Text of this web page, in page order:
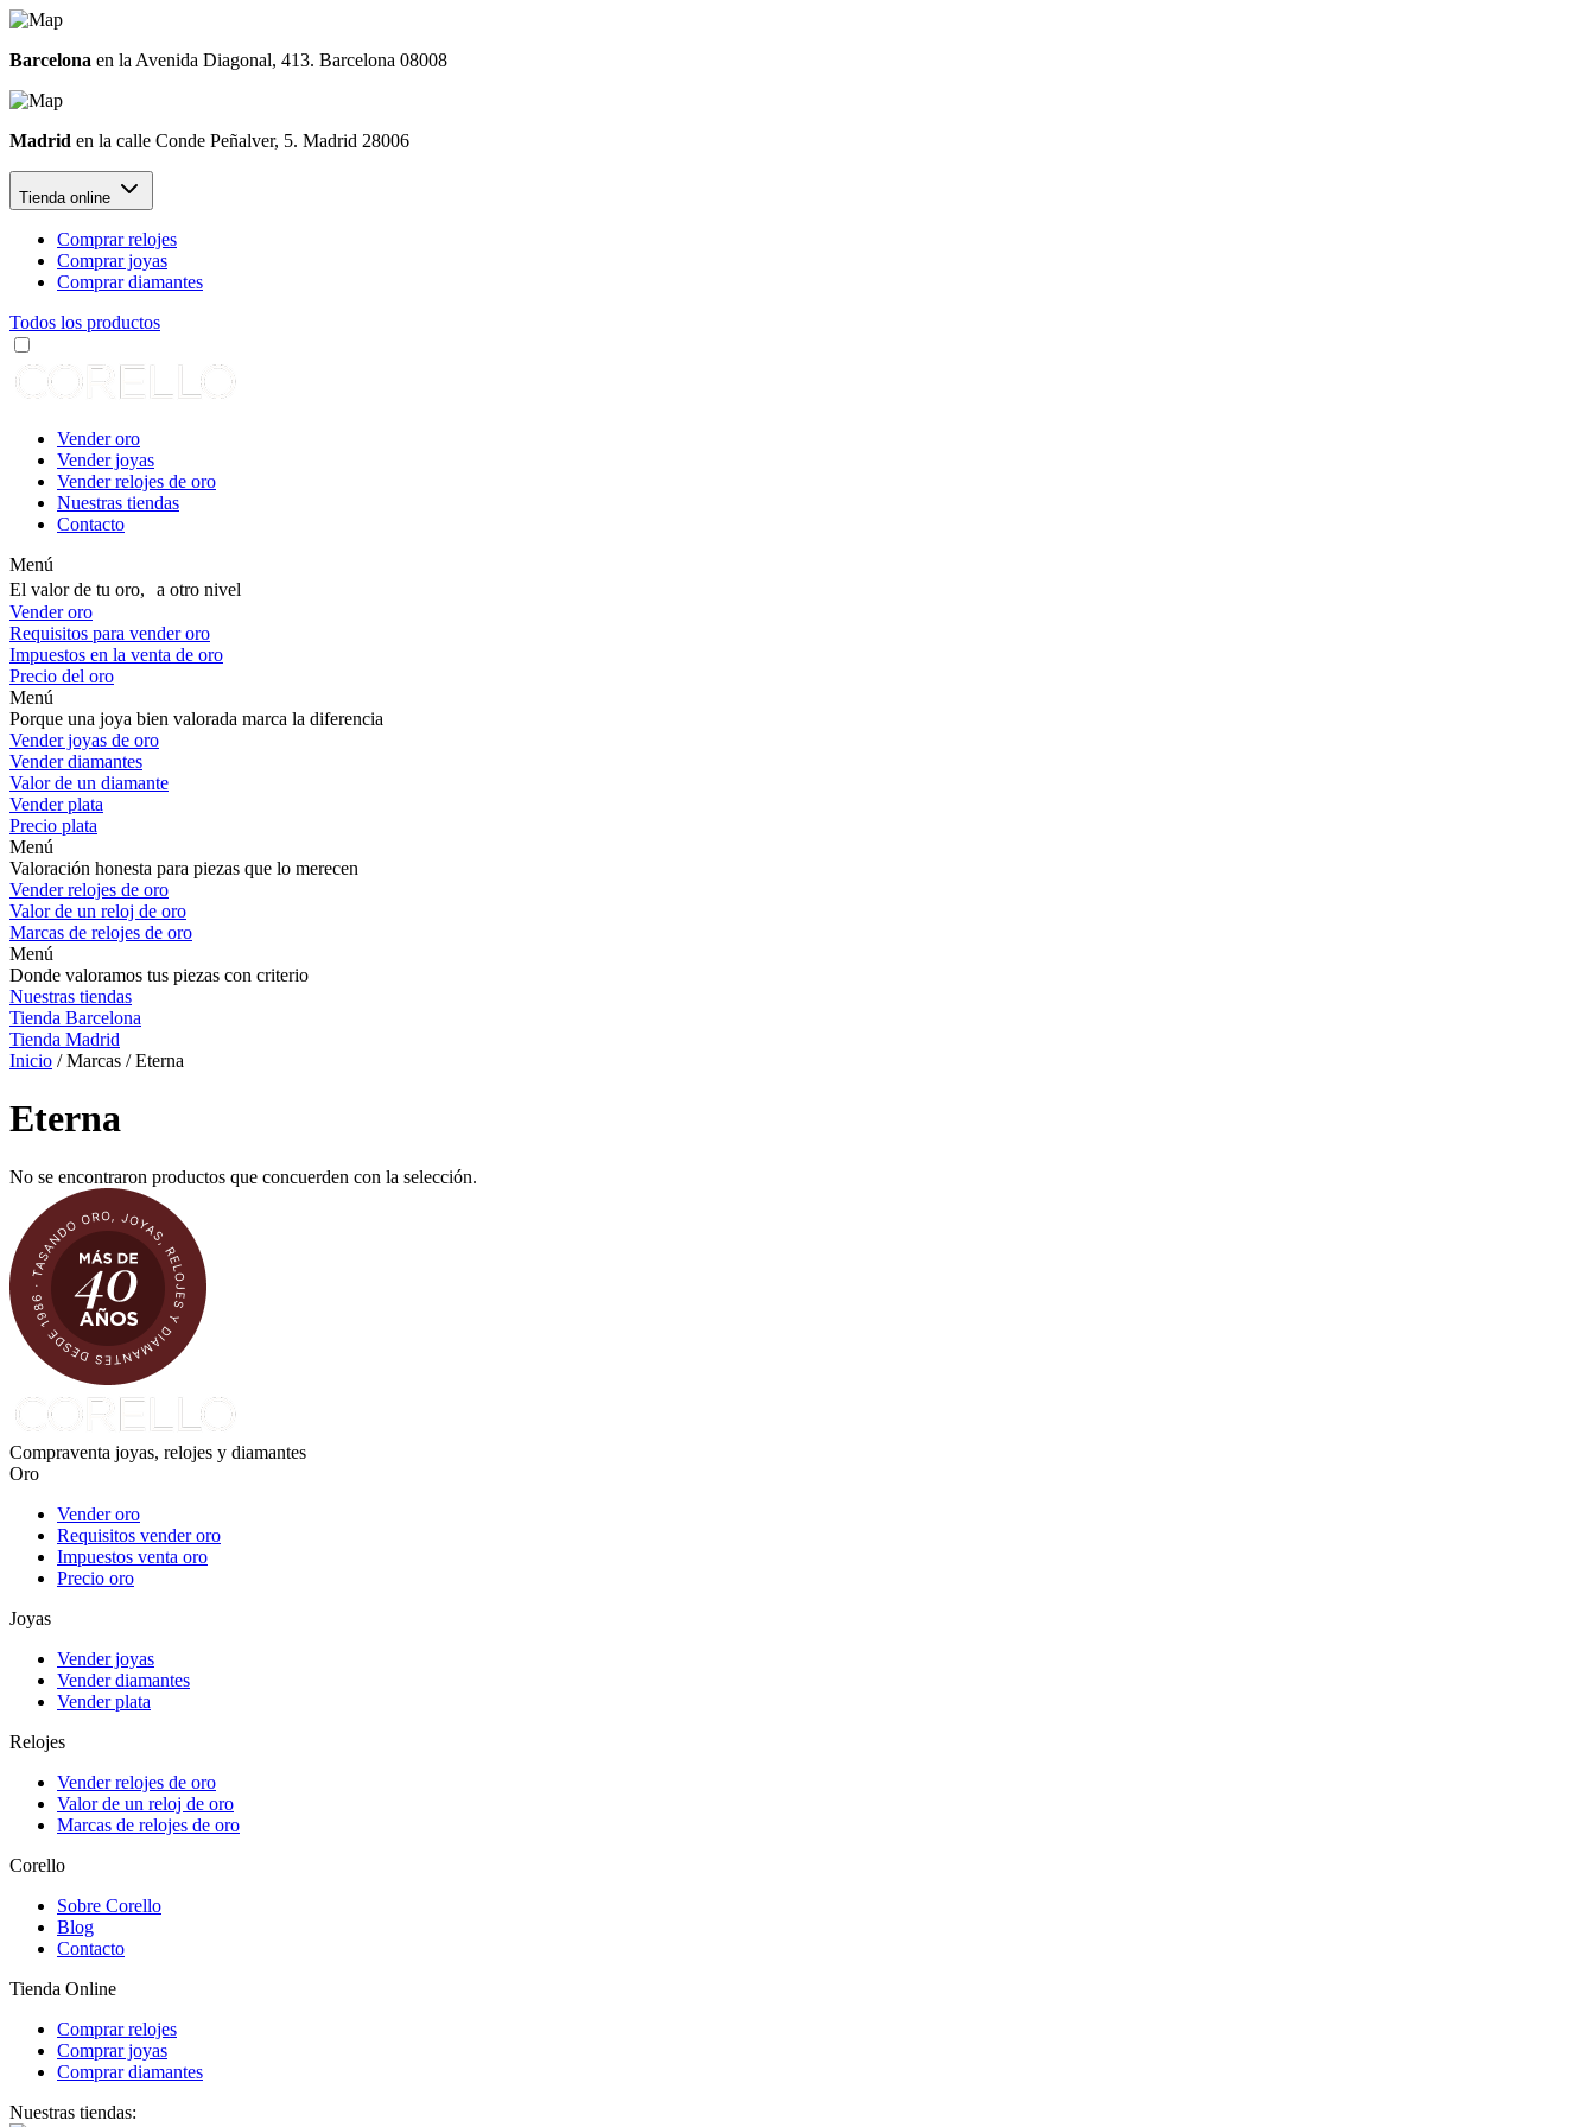
Barcelona en la Avenida Diagonal, 413. Barcelona 08008
Madrid en la calle Conde Peñalver, 5. Madrid 28006
Tienda online
Comprar relojes
Comprar joyas
Comprar diamantes
Todos los productos
Vender oro
Vender joyas
Vender relojes de oro
Nuestras tiendas
Contacto
Menú
El valor de tu oro, a otro nivel
Vender oro
Requisitos para vender oro
Impuestos en la venta de oro
Precio del oro
Menú
Porque una joya bien valorada marca la diferencia
Vender joyas de oro
Vender diamantes
Valor de un diamante
Vender plata
Precio plata
Menú
Valoración honesta para piezas que lo merecen
Vender relojes de oro
Valor de un reloj de oro
Marcas de relojes de oro
Menú
Donde valoramos tus piezas con criterio
Nuestras tiendas
Tienda Barcelona
Tienda Madrid
Inicio / Marcas / Eterna
Eterna
No se encontraron productos que concuerden con la selección.
Compraventa joyas, relojes y diamantes
Oro
Vender oro
Requisitos vender oro
Impuestos venta oro
Precio oro
Joyas
Vender joyas
Vender diamantes
Vender plata
Relojes
Vender relojes de oro
Valor de un reloj de oro
Marcas de relojes de oro
Corello
Sobre Corello
Blog
Contacto
Tienda Online
Comprar relojes
Comprar joyas
Comprar diamantes
Nuestras tiendas: